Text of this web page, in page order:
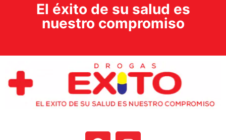
El éxito de su salud es
nuestro compromiso